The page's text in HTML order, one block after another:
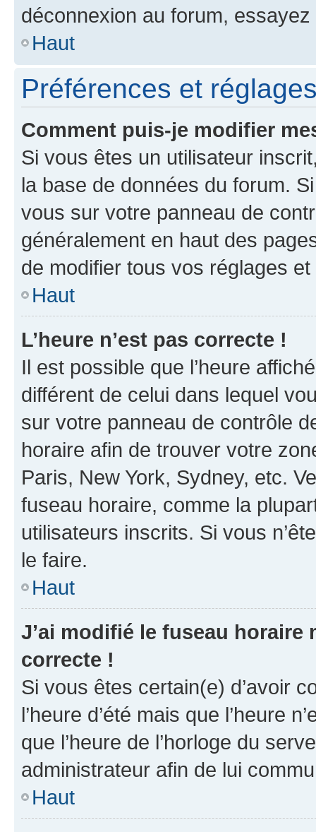
déconnexion au forum,
Haut
Préférences et
Comment puis-je modifier
Si vous êtes un utilisateur
la base de données du forum.
vous sur votre panneau de
généralement en haut des
de modifier tous vos réglages
Haut
L’heure n’est pas correcte !
Il est possible que l’heure
différent de celui dans lequel
sur votre panneau de contrôle
horaire afin de trouver votre
Paris, New York, Sydney, etc.
fuseau horaire, comme la
utilisateurs inscrits. Si vous
le faire.
Haut
J’ai modifié le fuseau horaire
correcte !
Si vous êtes certain(e) d’avoir
l’heure d’été mais que l’heure
que l’heure de l’horloge du
administrateur afin de lui
Haut